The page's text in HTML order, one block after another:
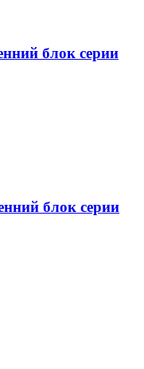
блок серии
блок серии